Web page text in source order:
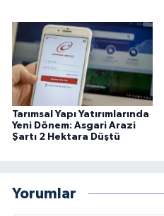
Tarımsal Yapı Yatırımlarında
Yeni Dönem: Asgari Arazi
Şartı 2 Hektara Düştü
Yorumlar